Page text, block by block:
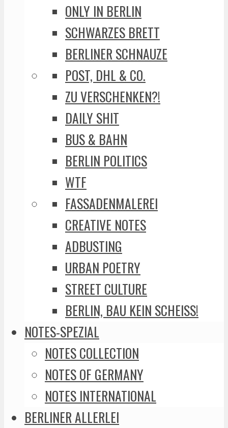
ONLY IN BERLIN
SCHWARZES BRETT
BERLINER SCHNAUZE
POST, DHL & CO.
ZU VERSCHENKEN?!
DAILY SHIT
BUS & BAHN
BERLIN POLITICS
WTF
FASSADENMALEREI
CREATIVE NOTES
ADBUSTING
URBAN POETRY
STREET CULTURE
BERLIN, BAU KEIN SCHEISS!
NOTES-SPEZIAL
NOTES COLLECTION
NOTES OF GERMANY
NOTES INTERNATIONAL
BERLINER ALLERLEI